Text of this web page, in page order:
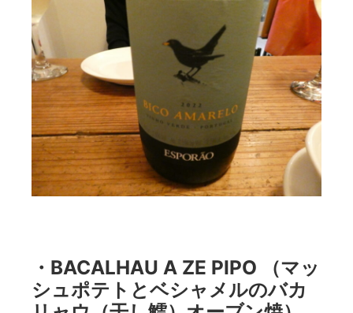
・BACALHAU A ZE PIPO （マッ
シュポテトとベシャメルのバカ